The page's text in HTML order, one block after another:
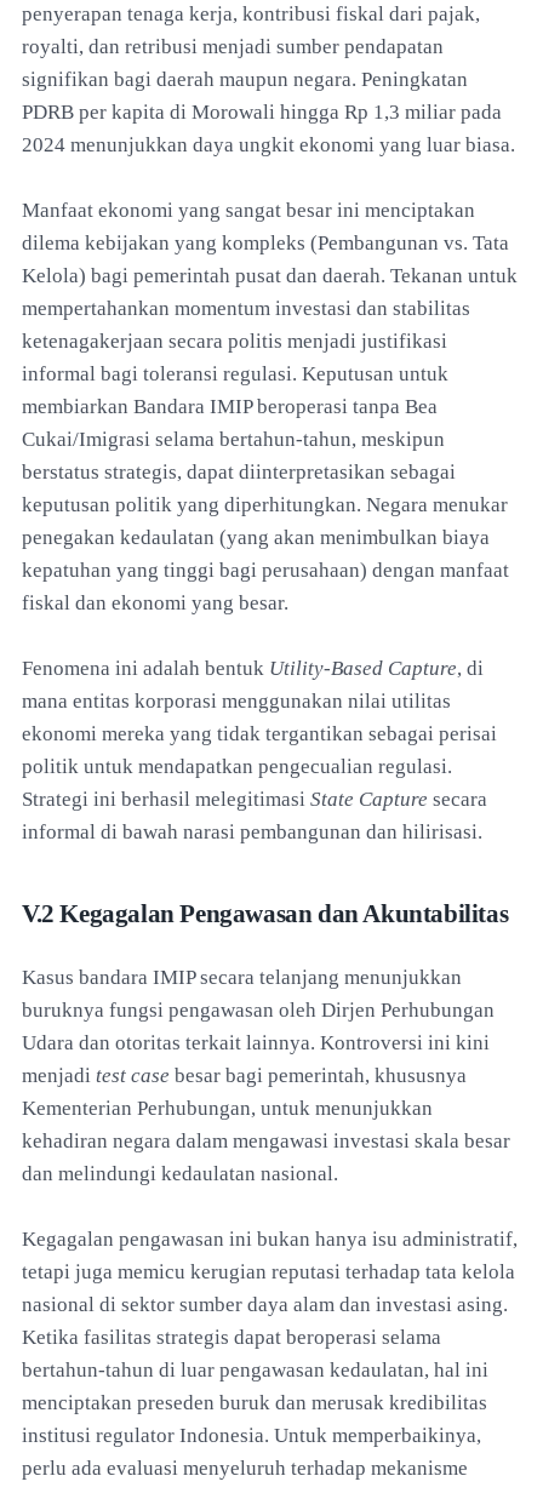
penyerapan tenaga kerja, kontribusi fiskal dari pajak,
royalti, dan retribusi menjadi sumber pendapatan
signifikan bagi daerah maupun negara. Peningkatan
PDRB per kapita di Morowali hingga Rp 1,3 miliar pada
2024 menunjukkan daya ungkit ekonomi yang luar biasa.
Manfaat ekonomi yang sangat besar ini menciptakan
dilema kebijakan yang kompleks (Pembangunan vs. Tata
Kelola) bagi pemerintah pusat dan daerah. Tekanan untuk
mempertahankan momentum investasi dan stabilitas
ketenagakerjaan secara politis menjadi justifikasi
informal bagi toleransi regulasi. Keputusan untuk
membiarkan Bandara IMIP beroperasi tanpa Bea
Cukai/Imigrasi selama bertahun-tahun, meskipun
berstatus strategis, dapat diinterpretasikan sebagai
keputusan politik yang diperhitungkan. Negara menukar
penegakan kedaulatan (yang akan menimbulkan biaya
kepatuhan yang tinggi bagi perusahaan) dengan manfaat
fiskal dan ekonomi yang besar.
Fenomena ini adalah bentuk Utility-Based Capture, di
mana entitas korporasi menggunakan nilai utilitas
ekonomi mereka yang tidak tergantikan sebagai perisai
politik untuk mendapatkan pengecualian regulasi.
Strategi ini berhasil melegitimasi State Capture secara
informal di bawah narasi pembangunan dan hilirisasi.
V.2 Kegagalan Pengawasan dan Akuntabilitas
Kasus bandara IMIP secara telanjang menunjukkan
buruknya fungsi pengawasan oleh Dirjen Perhubungan
Udara dan otoritas terkait lainnya. Kontroversi ini kini
menjadi test case besar bagi pemerintah, khususnya
Kementerian Perhubungan, untuk menunjukkan
kehadiran negara dalam mengawasi investasi skala besar
dan melindungi kedaulatan nasional.
Kegagalan pengawasan ini bukan hanya isu administratif,
tetapi juga memicu kerugian reputasi terhadap tata kelola
nasional di sektor sumber daya alam dan investasi asing.
Ketika fasilitas strategis dapat beroperasi selama
bertahun-tahun di luar pengawasan kedaulatan, hal ini
menciptakan preseden buruk dan merusak kredibilitas
institusi regulator Indonesia. Untuk memperbaikinya,
perlu ada evaluasi menyeluruh terhadap mekanisme